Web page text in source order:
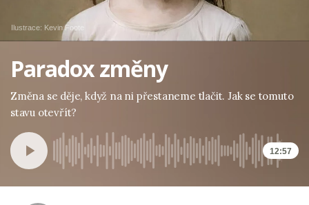
Ilustrace: Kevin Foote
Paradox změny
Změna se děje, když na ni přestaneme tlačit. Jak se tomuto
stavu otevřít?
12:57